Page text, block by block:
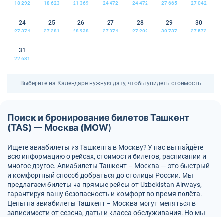
18 292 18 623 21 369 24 472 24 472 27 665 27 042
24
27 374
25
27 281
26
28 938
27
27 374
28
27 202
29
30 737
30
27 572
31
22 631
Выберите на Календаре нужную дату, чтобы увидеть стоимость
Поиск и бронирование билетов Ташкент
(TAS) — Москва (MOW)
Ищете авиабилеты из Ташкента в Москву? У нас вы найдёте
всю информацию о рейсах, стоимости билетов, расписании и
многое другое. Авиабилеты Ташкент – Москва — это быстрый
и комфортный способ добраться до столицы России. Мы
предлагаем билеты на прямые рейсы от Uzbekistan Airways,
гарантируя вашу безопасность и комфорт во время полёта.
Цены на авиабилеты Ташкент – Москва могут меняться в
зависимости от сезона, даты и класса обслуживания. Но мы